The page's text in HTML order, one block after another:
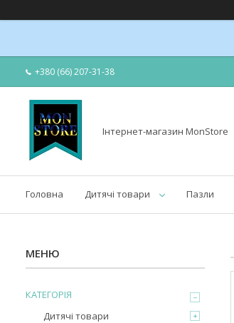
+380 (66) 207-31-38
Інтернет-магазин MonStore
Головна Дитячі товари Пазли
КАТЕГОРІЯ
Дитячі товари